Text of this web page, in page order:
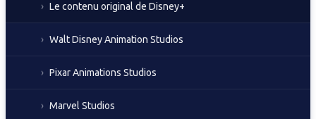
Le contenu original de Disney+
Walt Disney Animation Studios
Pixar Animations Studios
Marvel Studios